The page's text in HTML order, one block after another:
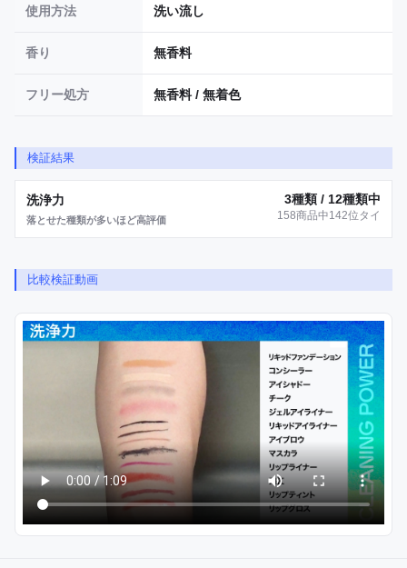
使用方法 洗い流し
香り 無香料
フリー処方 無香料 / 無着色
検証結果
洗浄力
落とせた種類が多いほど高評価
3種類 / 12種類中
158商品中142位タイ
比較検証動画